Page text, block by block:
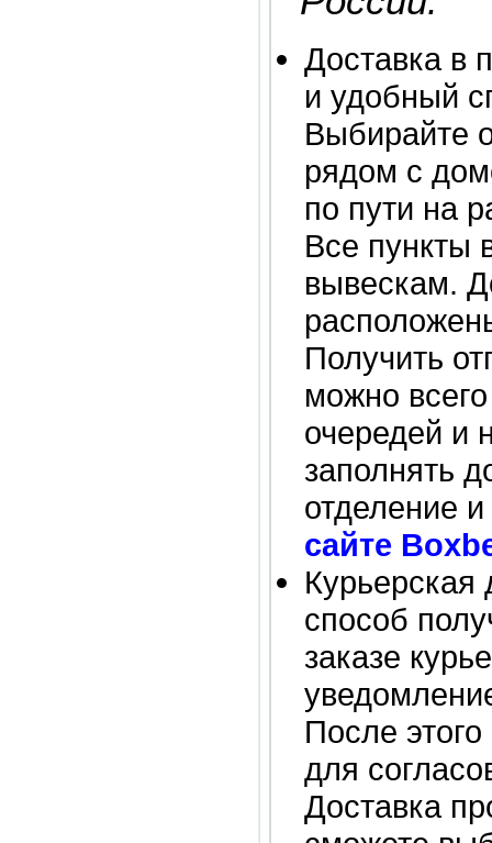
Доставка в
и удобный
Выбирайте
рядом с
по пути на
Все пункты
вывескам.
Получить
можно
очередей и
заполнять
отделение
сайте
способ
заказе
После
для
Доставка